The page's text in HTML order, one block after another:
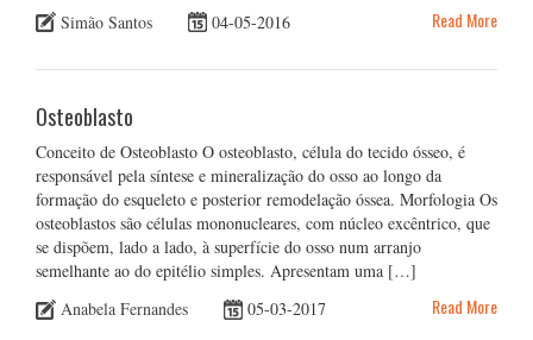
Simão Santos
04-05-2016 Read More
Osteoblasto
Conceito de Osteoblasto O osteoblasto, célula do tecido ósseo, é
responsável pela síntese e mineralização do osso ao longo da
formação do esqueleto e posterior remodelação óssea. Morfologia Os
osteoblastos são células mononucleares, com núcleo excêntrico, que
se dispõem, lado a lado, à superfície do osso num arranjo
semelhante ao do epitélio simples. Apresentam uma […]
Anabela Fernandes
05-03-2017 Read More